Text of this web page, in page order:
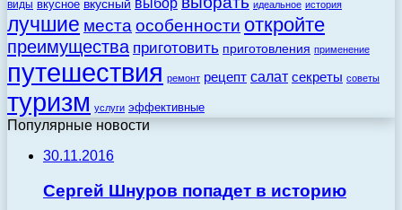
виды вкусное вкусный выбор идеальное история
лучшие местаособенности откройте
преимущества приготовить приготовления применение
путешествия ремонт рецепт салат секреты советы
туризм услуги эффективные
Популярные новости
30.11.2016
Сергей Шнуров попадет в историю